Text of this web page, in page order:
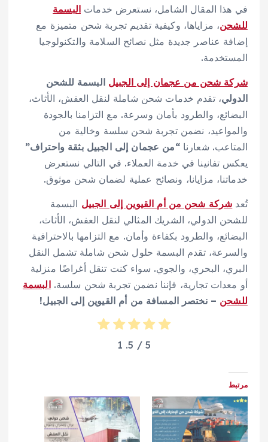
في هذا المقال الشامل، نستعرض خدماتالبسمة
للشحن، مزاياها، وكيفية تقديم تجربة شحن متميزة مع
إضافة عناصر جديدة مثل نصائح السلامة والتكنولوجيا
المستخدمة.
شركة شحن من عجمان إلى الجبيل البسمة للشحن
الدولي، تقدم خدمات شحن شاملة لنقل العفش، الأثاث،
البضائع، والطرود بأمان وسرعة. مع التزامنا بالجودة
والمواعيد، نضمن تجربة شحن سلسة وخالية من
المتاعب. شعارنا“من عجمان إلى الجبيل بثقة واحتراف”
يعكس تفانينا في خدمة العملاء. في التالي نستعرض
خدماتنا، مزايانا، ونصائح عملية لضمان شحن موثوق.
تُعد شركة شحن من أم القيوين إلى الجبيل البسمة
للشحن الدولي، الشريك المثالي لنقل العفش، الأثاث،
البضائع، والطرود بكفاءة وأمان. مع التزامها بالاحترافية
والسرعة، تقدم البسمة حلول شحن شاملة تشمل النقل
البري، البحري، والجوي. سواء كنت تنقل أغراضًا منزلية
أو معدات تجارية، فإننا نضمن تجربة شحن سلسة.البسمة
للشحن – نختصر المسافة من أم القيوين إلى الجبيل!
5
/ 5.
1
مرتبط